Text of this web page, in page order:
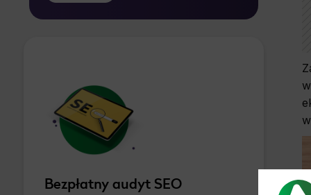
bez wpływu na zgodność z prawem
przetwarzania, którego dokonano na
Bezpłatny audyt SEO